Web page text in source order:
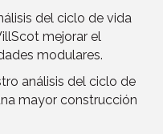
del ciclo de vida
mejorar el
modulares.
análisis del ciclo de
mayor construcción